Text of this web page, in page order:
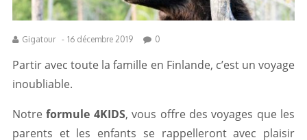
Gigatour - 16 décembre 2019 0
Partir avec toute la famille en Finlande, c’est un voyage
inoubliable.
Notreformule 4KIDS, vous offre des voyages que les
parents et les enfants se rappelleront avec plaisir